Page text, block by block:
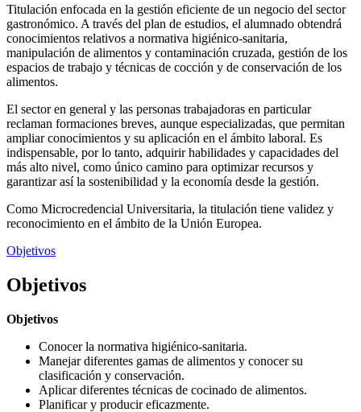
Titulación enfocada en la gestión eficiente de un negocio del sector
gastronómico. A través del plan de estudios, el alumnado obtendrá
conocimientos relativos a normativa higiénico-sanitaria,
manipulación de alimentos y contaminación cruzada, gestión de los
espacios de trabajo y técnicas de cocción y de conservación de los
alimentos.
El sector en general y las personas trabajadoras en particular
reclaman formaciones breves, aunque especializadas, que permitan
ampliar conocimientos y su aplicación en el ámbito laboral. Es
indispensable, por lo tanto, adquirir habilidades y capacidades del
más alto nivel, como único camino para optimizar recursos y
garantizar así la sostenibilidad y la economía desde la gestión.
Como Microcredencial Universitaria, la titulación tiene validez y
reconocimiento en el ámbito de la Unión Europea.
Objetivos
Objetivos
Objetivos
Conocer la normativa higiénico-sanitaria.
Manejar diferentes gamas de alimentos y conocer su
clasificación y conservación.
Aplicar diferentes técnicas de cocinado de alimentos.
Planificar y producir eficazmente.